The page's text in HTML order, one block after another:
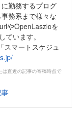
に勤務するプログ
務系まで様々な
やOpenLaszloを
ています。
スマートスケジュ
は直近の記事の寄稿時点で